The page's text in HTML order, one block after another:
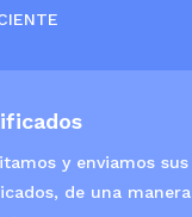
y enviamos sus
de una manera